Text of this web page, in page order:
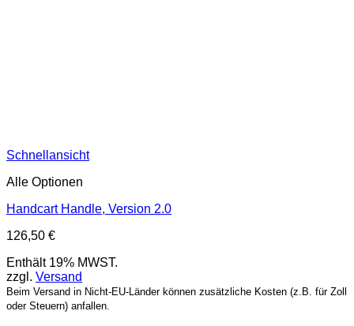
Schnellansicht
Alle Optionen
Handcart Handle, Version 2.0
126,50 €
Enthält 19% MWST.
zzgl. Versand
Beim Versand in Nicht-EU-Länder können zusätzliche Kosten (z.B. für Zoll
oder Steuern) anfallen.